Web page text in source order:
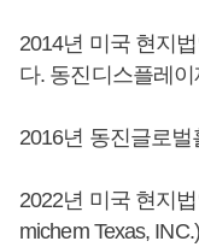
2014년 미국 현지
다. 동진디스플레
2016년 동진글로
2022년 미국 현지
michem Texas,